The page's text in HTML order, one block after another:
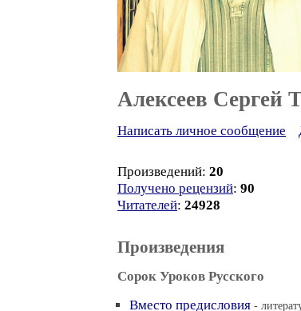
Алексеев Сергей
Написать личное сообщение
Произведений: 20
Получено рецензий: 90
Читателей: 24928
Произведения
Сорок Уроков Русского
Вместо предисловия -